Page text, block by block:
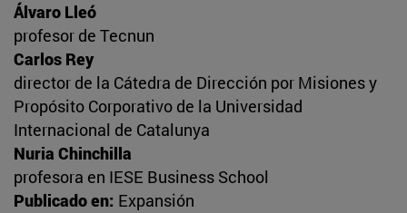
Álvaro Lleó
profesor de Tecnun
Carlos Rey
director de la Cátedra de Dirección por Misiones y
Propósito Corporativo de la Universidad
Internacional de Catalunya
Nuria Chinchilla
profesora en IESE Business School
Publicado en: Expansión